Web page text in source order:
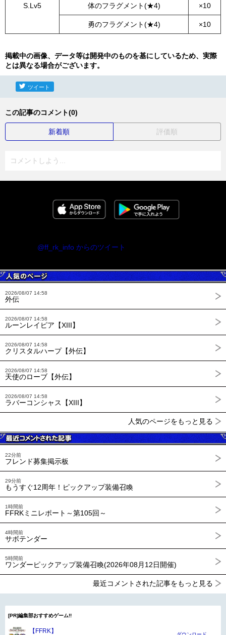
S.Lv5 体のフラグメント(★4) ×10
勇のフラグメント(★4) ×10
掲載中の画像、データ等は開発中のものを基にしているため、実際
とは異なる場合がございます。
ツイート
この記事のコメント(0)
新着順 評価順
コメントしよう...
@ff_rk_info からのツイート
2026/08/07 14:58
外伝
2026/08/07 14:58
ルーンレイピア【XIII】
2026/08/07 14:58
クリスタルハープ【外伝】
2026/08/07 14:58
天使のローブ【外伝】
2026/08/07 14:58
ラバーコンシャス【XIII】
人気のページをもっと見る
22分前
フレンド募集掲示板
29分前
もうすぐ12周年！ピックアップ装備召喚
1時間前
FFRKミニレポート～第105回～
4時間前
サボテンダー
5時間前
ワンダーピックアップ装備召喚(2026年08月12日開催)
最近コメントされた記事をもっと見る
[PR]編集部おすすめゲーム!!
【FFRK】